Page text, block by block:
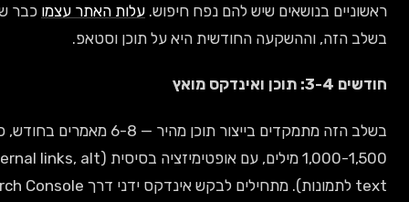
בנושאים שיש להם נפח חיפוש.עלות האתר עצמוכבר שולמה
וההשקעה החודשית היא על תוכן וסטאפ.
בשלב הזה מתמקדים בייצור תוכן מהיר — 6-8 מאמרים בחודש, כל אחד
1,000-1,500 מילים, עם אופטימיזציה בסיסית (H2, internal links, alt
text לתמונות). מתחילים לבקש אינדקס ידני דרך Search Console